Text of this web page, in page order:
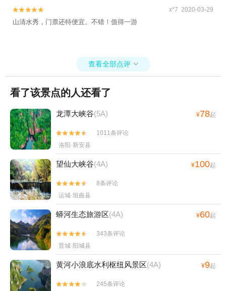

 x*7 2020-03-29
山清水秀，门票还特便宜。不错！值得一游
查看全部点评 
看了该景点的人还看了
龙潭大峡谷(5A) ¥78起


1011条评论
洛阳·新安县
望仙大峡谷(4A) ¥100起


8条评论
运城·垣曲县
蟒河生态旅游区(4A) ¥60起


343条评论
晋城·阳城县
黄河小浪底水利枢纽风景区(4A) ¥9起

 245条评论